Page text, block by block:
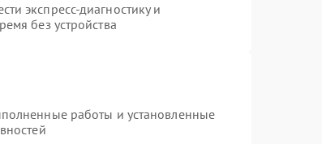
экспресс-диагностику и
без устройства
работы и установленные